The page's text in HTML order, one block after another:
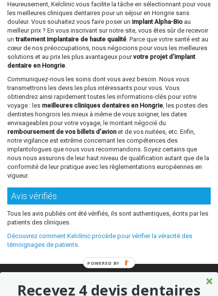
Heureusement, Kelclinic vous facilite la tâche en sélectionnant pour vous
les meilleures cliniques dentaires pour un séjour en Hongrie sans
douleur. Vous souhaitez vous faire poser un implant Alpha-Bio au
meilleur prix ? En vous inscrivant sur notre site, vous êtes sûr de recevoir
untraitement implantaire de haute qualité. Parce que votre santé est au
cœur de nos préoccupations, nous négocions pour vous les meilleures
solutions et au prix les plus avantageux pourvotre projet d’implant
dentaire en Hongrie.
Communiquez-nous les soins dont vous avez besoin. Nous vous
transmettrons les devis les plus intéressants pour vous. Vous
obtiendrez ainsi rapidement toutes les informations-clés pour votre
voyage : les meilleures cliniques dentaires en Hongrie, les postes des
dentistes hongrois les mieux à même de vous soigner, les dates
envisageables pour votre voyage, le montant négocié du
remboursement de vos billets d’avion et de vos nuitées, etc. Enfin,
notre vigilance est extrême concernant les compétences des
implantologues que nous vous recommandons. Soyez certains que
nous nous assurons de leur haut niveau de qualification autant que de la
conformité de leur pratique avec les règlementations européennes en
vigueur.
Avis vérifiés
Tous les avis publiés ont été vérifiés, ils sont authentiques, écrits par les
patients des cliniques.
Découvrez comment Kelclinic procède pour vérifier la véracité des
témoignages de patients.
Recevez 4 devis dentaires
POWERED BY